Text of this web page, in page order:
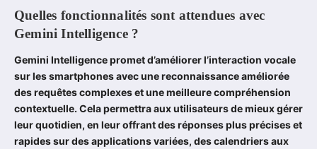
Quelles fonctionnalités sont attendues avec
Gemini Intelligence ?
Gemini Intelligence promet d’améliorer l’interaction vocale
sur les smartphones avec une reconnaissance améliorée
des requêtes complexes et une meilleure compréhension
contextuelle. Cela permettra aux utilisateurs de mieux gérer
leur quotidien, en leur offrant des réponses plus précises et
rapides sur des applications variées, des calendriers aux